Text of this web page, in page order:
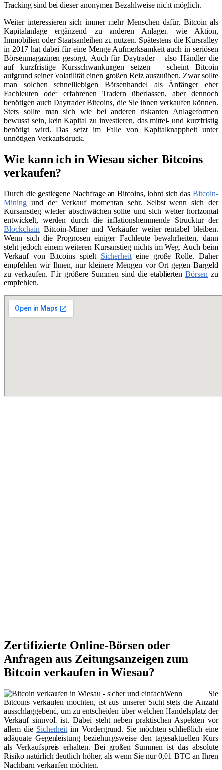
Tracking sind bei dieser anonymen Bezahlweise nicht möglich.
Weiter interessieren sich immer mehr Menschen dafür, Bitcoin als
Kapitalanlage ergänzend zu anderen Anlagen wie Aktion,
Immobilien oder Staatsanleihen zu nutzen. Spätestens die Kursralley
in 2017 hat dabei für eine Menge Aufmerksamkeit auch in seriösen
Börsenmagazinen gesorgt. Auch für Daytrader – also Händler die
auf kurzfristige Kursschwankungen setzen – scheint Bitcoin
aufgrund seiner Volatilität einen großen Reiz auszuüben. Zwar sollte
man solchen schnelllebigen Börsenhandel als Änfänger eher
Fachleuten oder erfahrenen Tradern überlassen, aber dennoch
benötigen auch Daytrader Bitcoins, die Sie ihnen verkaufen können.
Stets sollte man sich wie bei anderen riskanten Anlageformen
bewusst sein, kein Kapital zu investieren, das mittel- und kurzfristig
benötigt wird. Das setzt im Falle von Kapitalknappheit unter
unnötigen Verkaufsdruck.
Wie kann ich in Wiesau sicher Bitcoins
verkaufen?
Durch die gestiegene Nachfrage an Bitcoins, lohnt sich das Bitcoin-
Mining und der Verkauf momentan sehr. Selbst wenn sich der
Kursanstieg wieder abschwächen sollte und sich weiter horizontal
entwickelt, werden durch die inflationshemmende Strucktur der
Blockchain Bitcoin-Miner und Verkäufer weiter rentabel bleiben.
Wenn sich die Prognosen einiger Fachleute bewahrheiten, dann
steht jedoch einem weiteren Kursanstieg nichts im Weg. Auch beim
Verkauf von Bitcoins spielt Sicherheiteine große Rolle. Daher
empfehlen wir Ihnen, nur kleinere Mengen vor Ort gegen Bargeld
zu verkaufen. Für größere Summen sind die etablierten Börsen zu
empfehlen.
Zertifizierte Online-Börsen oder
Anfragen aus Zeitungsanzeigen zum
Bitcoin verkaufen in Wiesau?
Wenn Sie
Bitcoins verkaufen möchten, ist aus unserer Sicht stets die Anzahl
ausschlaggebend, um zu entscheiden über welchen Handelsplatz der
Verkauf sinnvoll ist. Dabei steht neben praktischen Aspekten vor
allem die Sicherheit im Vordergrund. Sie möchten schließlich eine
adäquate Gegenleistung beziehungsweise den tagesaktuellen Kurs
als Verkaufspreis erhalten. Bei großen Summen ist das absolute
Risiko natürlich deutlich höher, als wenn Sie nur 0,01 BTC an Ihren
Nachbarn verkaufen möchten.